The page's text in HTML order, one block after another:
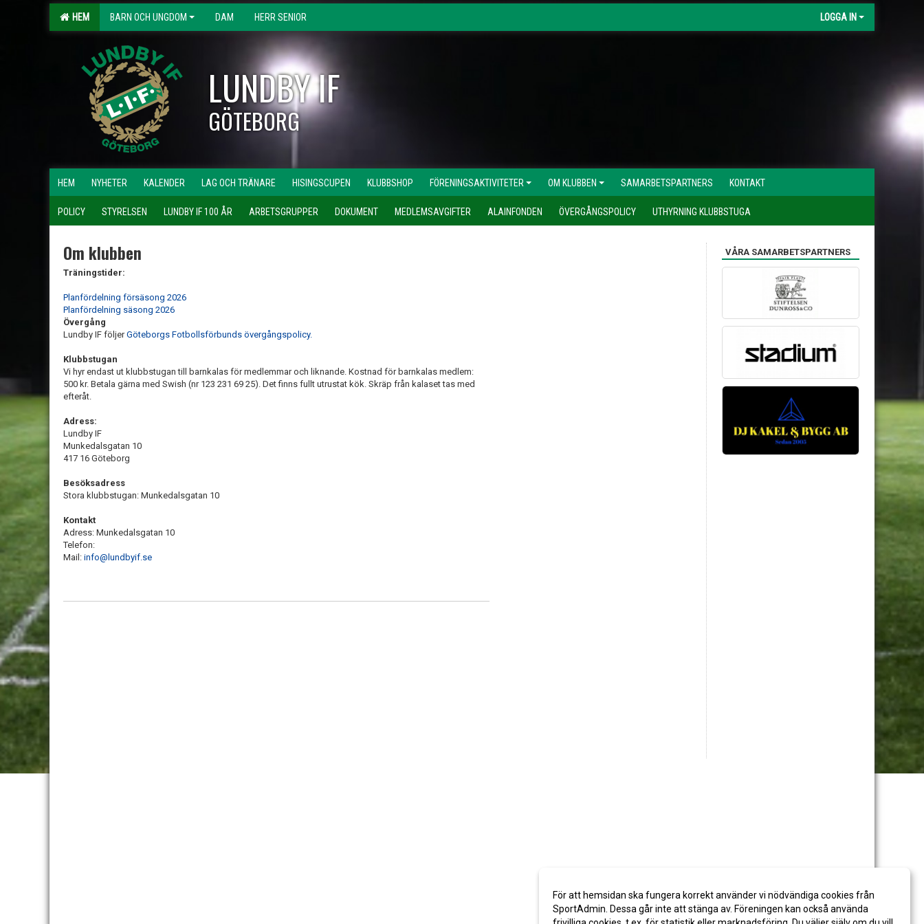
HEM BARN OCH UNGDOM DAM HERR SENIOR LOGGA IN
LUNDBY IF
GÖTEBORG
HEM NYHETER KALENDER LAG OCH TRÄNARE HISINGSCUPEN KLUBBSHOP FÖRENINGSAKTIVITETER OM KLUBBEN SAMARBETSPARTNERS KONTAKT
POLICY STYRELSEN LUNDBY IF 100 ÅR ARBETSGRUPPER DOKUMENT MEDLEMSAVGIFTER ALAINFONDEN ÖVERGÅNGSPOLICY UTHYRNING KLUBBSTUGA
Om klubben
Träningstider:
Planfördelning försäsong 2026
Planfördelning säsong 2026
Övergång
Lundby IF följerGöteborgs Fotbollsförbunds övergångspolicy.
Klubbstugan
Vi hyr endast ut klubbstugan till barnkalas för medlemmar och liknande. Kostnad för barnkalas medlem:
500 kr. Betala gärna med Swish (nr 123 231 69 25). Det finns fullt utrustat kök. Skräp från kalaset tas med
efteråt.
Adress:
Lundby IF
Munkedalsgatan 10
417 16 Göteborg
Besöksadress
Stora klubbstugan: Munkedalsgatan 10
Kontakt
Adress: Munkedalsgatan 10
Telefon:
Mail: info@lundbyif.se
VÅRA SAMARBETSPARTNERS
För att hemsidan ska fungera korrekt använder vi nödvändiga cookies från
SportAdmin. Dessa går inte att stänga av. Föreningen kan också använda